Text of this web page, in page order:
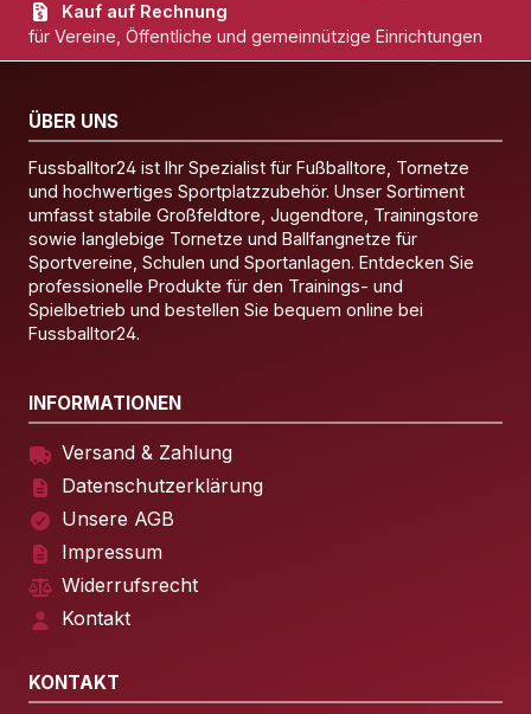
Kauf auf Rechnung
für Vereine, Öffentliche und gemeinnützige Einrichtungen
ÜBER UNS
Fussballtor24 ist Ihr Spezialist für Fußballtore, Tornetze
und hochwertiges Sportplatzzubehör. Unser Sortiment
umfasst stabile Großfeldtore, Jugendtore, Trainingstore
sowie langlebige Tornetze und Ballfangnetze für
Sportvereine, Schulen und Sportanlagen. Entdecken Sie
professionelle Produkte für den Trainings- und
Spielbetrieb und bestellen Sie bequem online bei
Fussballtor24.
INFORMATIONEN
Versand & Zahlung
Datenschutzerklärung
Unsere AGB
Impressum
Widerrufsrecht
Kontakt
KONTAKT